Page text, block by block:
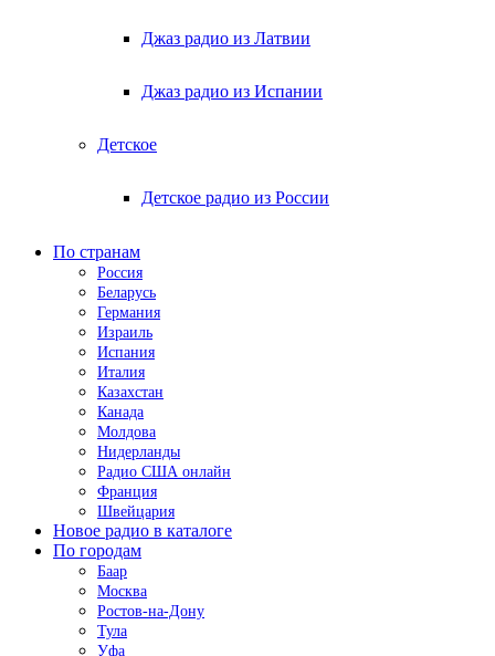
Джаз радио из Латвии
Джаз радио из Испании
Детское
Детское радио из России
По странам
Россия
Беларусь
Германия
Израиль
Испания
Италия
Казахстан
Канада
Молдова
Нидерланды
Радио США онлайн
Франция
Швейцария
Новое радио в каталоге
По городам
Баар
Москва
Ростов-на-Дону
Тула
Уфа